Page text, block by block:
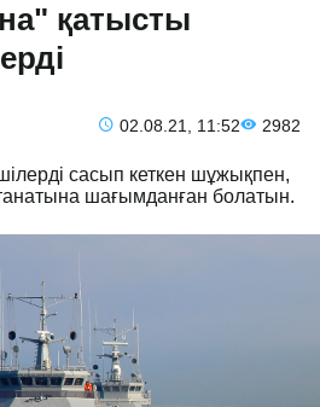
қатысты
02.08.21, 11:52 2982
сасып кеткен шұжықпен,
шағымданған болатын.